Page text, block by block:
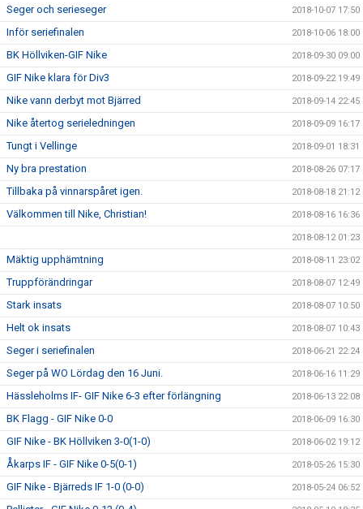
Seger och serieseger 2018-10-07 17:50
Inför seriefinalen 2018-10-06 18:00
BK Höllviken-GIF Nike 2018-09-30 09:00
GIF Nike klara för Div3 2018-09-22 19:49
Nike vann derbyt mot Bjärred 2018-09-14 22:45
Nike återtog serieledningen 2018-09-09 16:17
Tungt i Vellinge 2018-09-01 18:31
Ny bra prestation 2018-08-26 07:17
Tillbaka på vinnarspåret igen. 2018-08-18 21:12
Välkommen till Nike, Christian! 2018-08-16 16:36
2018-08-12 01:23
Mäktig upphämtning 2018-08-11 23:02
Truppförändringar 2018-08-07 12:49
Stark insats 2018-08-07 10:50
Helt ok insats 2018-08-07 10:43
Seger i seriefinalen 2018-06-21 22:24
Seger på WO Lördag den 16 Juni. 2018-06-16 11:29
Hässleholms IF- GIF Nike 6-3 efter förlängning 2018-06-13 22:08
BK Flagg - GIF Nike 0-0 2018-06-09 16:30
GIF Nike - BK Höllviken 3-0(1-0) 2018-06-02 19:12
Åkarps IF - GIF Nike 0-5(0-1) 2018-05-26 15:30
GIF Nike - Bjärreds IF 1-0 (0-0) 2018-05-24 06:52